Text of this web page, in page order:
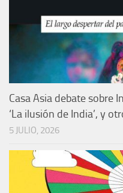
Casa Asia debate sobre
‘La ilusión de India’, y
5 JULIO, 2026